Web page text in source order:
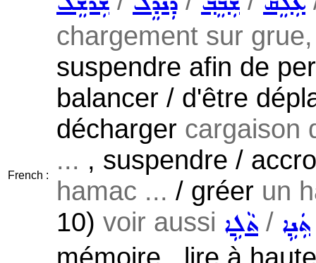
French :
chargement sur
suspendre afin de
balancer / d'être
décharger cargaison
... , suspendre /
hamac ... / gréer un
10) voir aussi ܬܵܠܹܐ / ܬܲܢܹܐ